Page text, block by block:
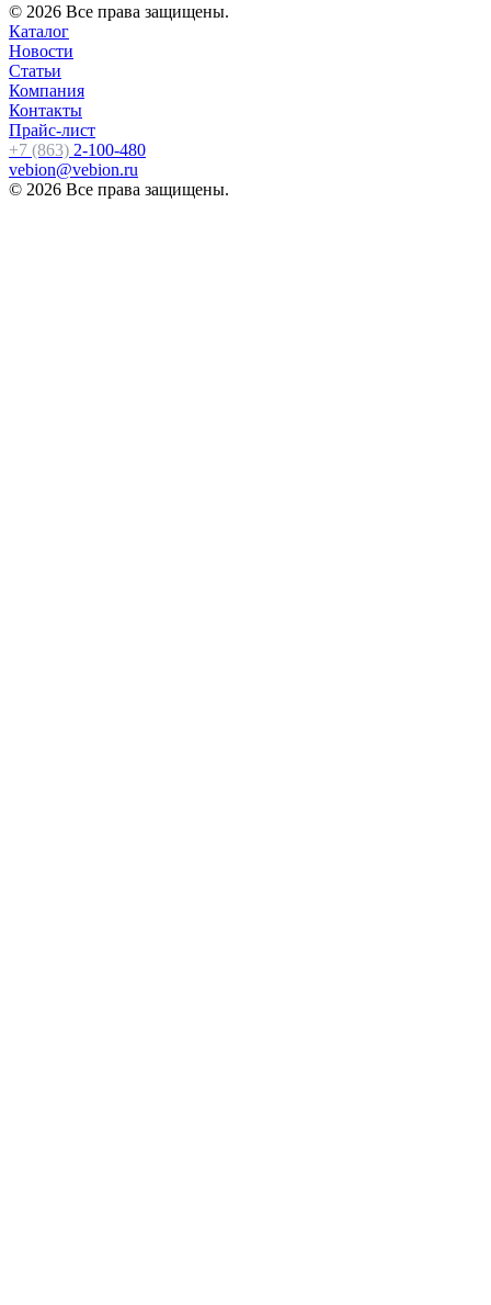
© 2026 Все права защищены.
Каталог
Новости
Статьи
Компания
Контакты
Прайс-лист
+7 (863) 2-100-480
vebion@vebion.ru
© 2026 Все права защищены.